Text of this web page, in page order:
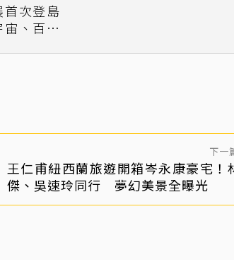
首次登島
、百萬
下一
王仁甫紐西蘭旅遊開箱岑永康豪宅！
傑、吳速玲同行 夢幻美景全曝光